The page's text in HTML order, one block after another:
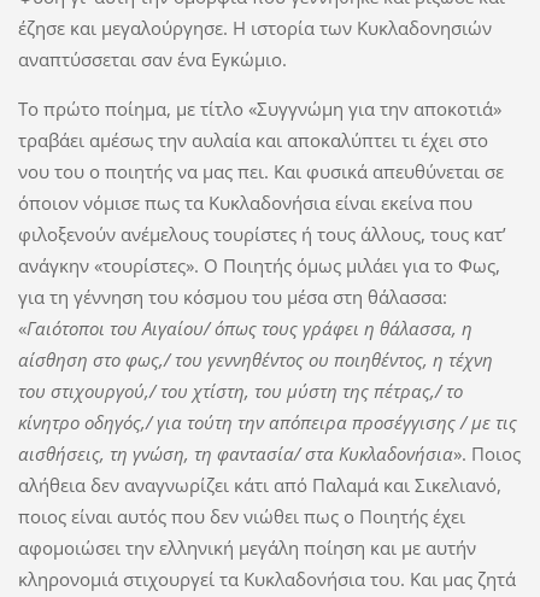
έζησε και μεγαλούργησε. Η ιστορία των Κυκλαδονησιών
αναπτύσσεται σαν ένα Εγκώμιο.
Το πρώτο ποίημα, με τίτλο «Συγγνώμη για την αποκοτιά»
τραβάει αμέσως την αυλαία και αποκαλύπτει τι έχει στο
νου του ο ποιητής να μας πει. Και φυσικά απευθύνεται σε
όποιον νόμισε πως τα Κυκλαδονήσια είναι εκείνα που
φιλοξενούν ανέμελους τουρίστες ή τους άλλους, τους κατ’
ανάγκην «τουρίστες». Ο Ποιητής όμως μιλάει για το Φως,
για τη γέννηση του κόσμου του μέσα στη θάλασσα:
«Γαιότοποι του Αιγαίου/ όπως τους γράφει η θάλασσα, η
αίσθηση στο φως,/ του γεννηθέντος ου ποιηθέντος, η τέχνη
του στιχουργού,/ του χτίστη, του μύστη της πέτρας,/ το
κίνητρο οδηγός,/ για τούτη την απόπειρα προσέγγισης / με τις
αισθήσεις, τη γνώση, τη φαντασία/ στα Κυκλαδονήσια». Ποιος
αλήθεια δεν αναγνωρίζει κάτι από Παλαμά και Σικελιανό,
ποιος είναι αυτός που δεν νιώθει πως ο Ποιητής έχει
αφομοιώσει την ελληνική μεγάλη ποίηση και με αυτήν
κληρονομιά στιχουργεί τα Κυκλαδονήσια του. Και μας ζητά